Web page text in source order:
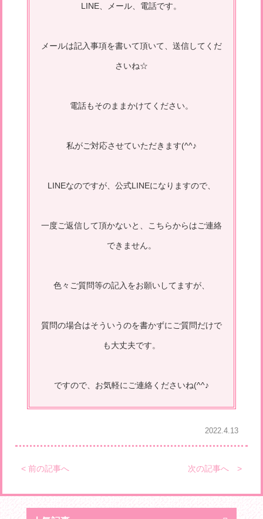
LINE、メール、電話です。
メールは記入事項を書いて頂いて、送信してくだ
さいね☆
電話もそのままかけてください。
私がご対応させていただきます(^^♪
LINEなのですが、公式LINEになりますので、
一度ご返信して頂かないと、こちらからはご連絡
できません。
色々ご質問等の記入をお願いしてますが、
質問の場合はそういうのを書かずにご質問だけで
も大丈夫です。
ですので、お気軽にご連絡くださいね(^^♪
2022.4.13
< 前の記事へ 次の記事へ >